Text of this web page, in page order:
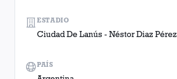
ESTADIO
Ciudad De Lanús - Néstor Diaz Pérez
PAÍS